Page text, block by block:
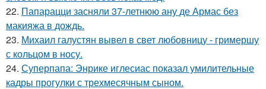
22. Папарацци засняли 37-летнюю ану де Армас без
макияжа в дождь.
23. Михаил галустян вывел в свет любовницу - гримершу
с кольцом в носу.
24. Суперпапа: Энрике иглесиас показал умилительные
кадры прогулки с трехмесячным сыном.